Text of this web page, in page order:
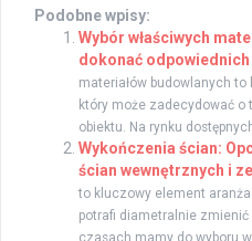
Podobne wpisy:
Wybór właściwych
dokonać
materiałów budowlanych
który może zadecydować o
obiektu. Na rynku
Wykończenia ścian:
ścian wewnętrznych i
to kluczowy element
potrafi diametralnie
czasach mamy do wyboru